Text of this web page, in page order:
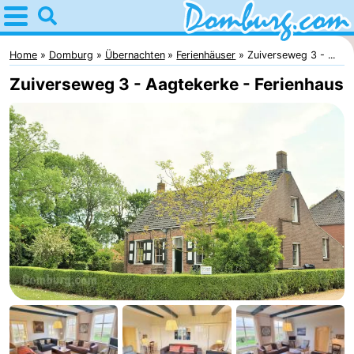
Home
Domburg
Tipps
Für
kindern
Webcam
Webcam
Webcam
Strand
Übernachten
Appartements
-
Home Domburg Übernachten Ferienhäuser Zuiverseweg 3 - ...
Zuiverseweg 3 - Aagtekerke - Ferienhaus